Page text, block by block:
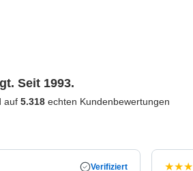
Seit 1993.
auf 5.318 echten Kundenbewertungen
Verifiziert ★★★